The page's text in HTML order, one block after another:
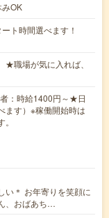
OK
ト時間選べます！
場が気に入れば、
：時給1400円～★日
ます）※稼働開始時は
い＊ お年寄りを笑顔に
、おばあち…